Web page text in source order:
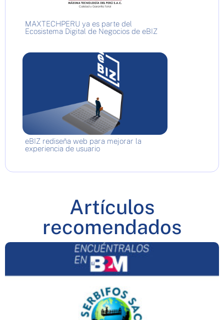
MAXTECHPERU ya es parte del
Ecosistema Digital de Negocios de eBIZ
eBIZ rediseña web para mejorar la
experiencia de usuario
Artículos
recomendados